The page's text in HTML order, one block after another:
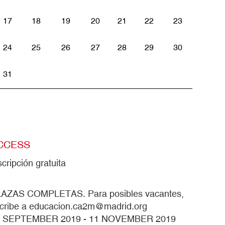
17 18 19 20 21 22 23
24 25 26 27 28 29 30
31
gratuita
COMPLETAS. Para posibles vacantes,
a educacion.ca2m@madrid.org
SEPTEMBER 2019 - 11 NOVEMBER 2019